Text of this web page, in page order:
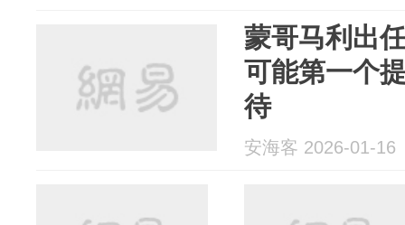
蒙哥马利出
可能第一个
待
安海客 2026-01-16